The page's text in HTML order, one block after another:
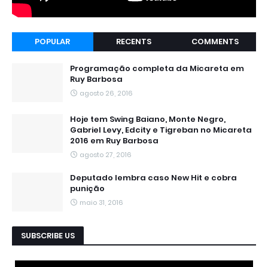
POPULAR RECENTS COMMENTS
Programação completa da Micareta em
Ruy Barbosa
agosto 26, 2016
Hoje tem Swing Baiano, Monte Negro,
Gabriel Levy, Edcity e Tigreban no Micareta
2016 em Ruy Barbosa
agosto 27, 2016
Deputado lembra caso New Hit e cobra
punição
maio 31, 2016
SUBSCRIBE US